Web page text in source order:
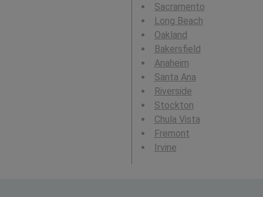
Sacramento
Long Beach
Oakland
Bakersfield
Anaheim
Santa Ana
Riverside
Stockton
Chula Vista
Fremont
Irvine